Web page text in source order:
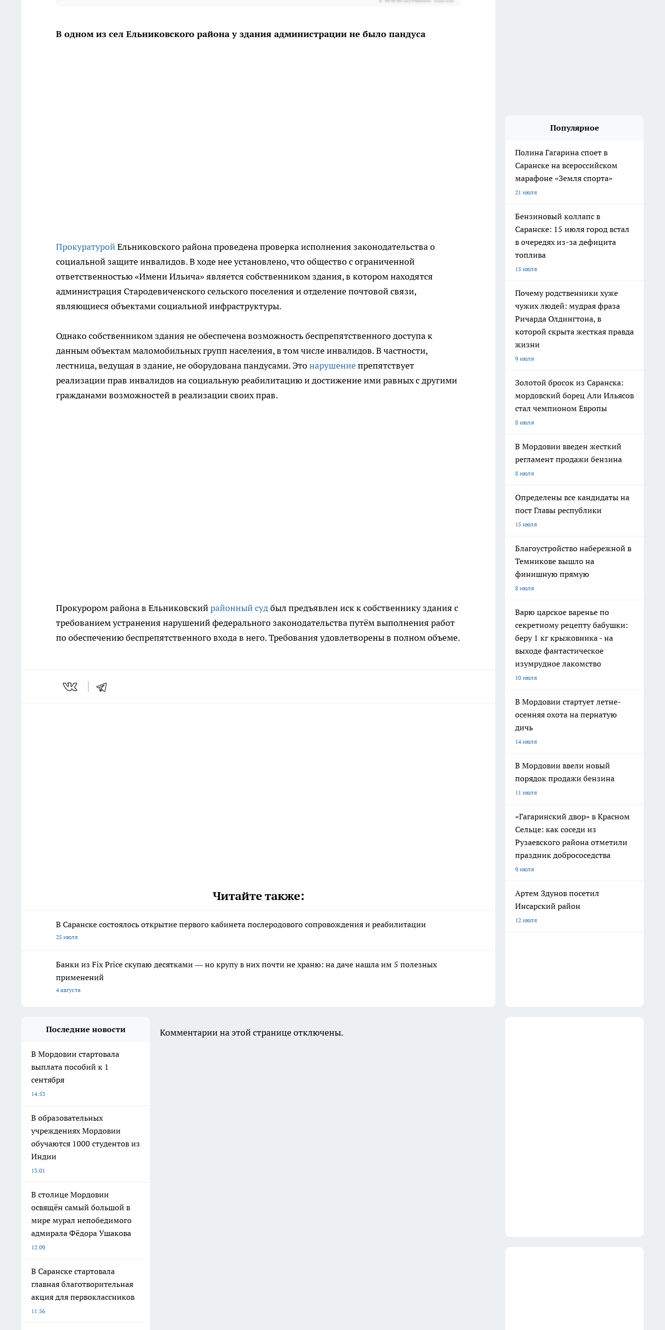
В одном из сел Ельниковского района у здания администрации не было пандуса
ПрокуратуройЕльниковского района проведена проверка исполнения законодательства о
социальной защите инвалидов. В ходе нее установлено, что общество с ограниченной
ответственностью «Имени Ильича» является собственником здания, в котором находятся
администрация Стародевиченского сельского поселения и отделение почтовой связи,
являющиеся объектами социальной инфраструктуры.
Однако собственником здания не обеспечена возможность беспрепятственного доступа к
данным объектам маломобильных групп населения, в том числе инвалидов. В частности,
лестница, ведущая в здание, не оборудована пандусами. Этонарушениепрепятствует
реализации прав инвалидов на социальную реабилитацию и достижение ими равных с другими
гражданами возможностей в реализации своих прав.
Прокурором района в Ельниковскийрайонный судбыл предъявлен иск к собственнику здания с
требованием устранения нарушений федерального законодательства путём выполнения работ
по обеспечению беспрепятственного входа в него. Требования удовлетворены в полном объеме.
Читайте также:
В Саранске состоялось открытие первого кабинета послеродового сопровождения и реабилитации
25 июля
Банки из Fix Price скупаю десятками — но крупу в них почти не храню: на даче нашла им 5 полезных
применений
4 августа
Популярное
Полина Гагарина споет в
Саранске на всероссийском
марафоне «Земля спорта»
21 июля
Бензиновый коллапс в
Саранске: 15 июля город встал
в очередях из-за дефицита
топлива
15 июля
Почему родственники хуже
чужих людей: мудрая фраза
Ричарда Олдингтона, в
которой скрыта жесткая правда
жизни
9 июля
Золотой бросок из Саранска:
мордовский борец Али Ильясов
стал чемпионом Европы
8 июля
В Мордовии введен жесткий
регламент продажи бензина
8 июля
Определены все кандидаты на
пост Главы республики
15 июля
Благоустройство набережной в
Темникове вышло на
финишную прямую
8 июля
Варю царское варенье по
секретному рецепту бабушки:
беру 1 кг крыжовника - на
выходе фантастическое
изумрудное лакомство
10 июля
В Мордовии стартует летне-
осенняя охота на пернатую
дичь
14 июля
В Мордовии ввели новый
порядок продажи бензина
11 июля
«Гагаринский двор» в Красном
Сельце: как соседи из
Рузаевского района отметили
праздник добрососедства
9 июля
Артем Здунов посетил
Инсарский район
12 июля
Последние новости
В Мордовии стартовала
выплата пособий к 1
сентября
14:53
В образовательных
учреждениях Мордовии
обучаются 1000 студентов из
Индии
13:01
В столице Мордовии
освящён самый большой в
мире мурал непобедимого
адмирала Фёдора Ушакова
12:09
В Саранске стартовала
главная благотворительная
акция для первоклассников
11:56
Комментарии на этой странице отключены.